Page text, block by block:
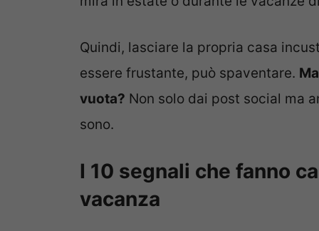
Quindi, lasciare la propria casa
essere frustante, può spaventare.
vuota? Non solo dai post social ma
sono.
I 10 segnali che fanno
vacanza